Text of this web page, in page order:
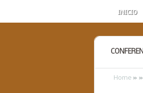
INICIO
Home » »